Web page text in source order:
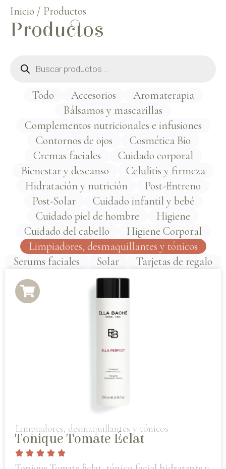
Inicio / Productos
Productos
Accesorios
Aromaterapia
Bálsamos y mascarillas
Complementos nutricionales e infusiones
Contornos de ojos
Cosmética Bio
Cremas faciales
Cuidado corporal
Bienestar y descanso
Celulitis y firmeza
Hidratación y nutrición
Post-Entreno
Post-Solar
Cuidado infantil y bebé
Cuidado piel de hombre
Higiene
Cuidado del cabello
Higiene Corporal
Limpiadores, desmaquillantes y tónicos
Serums faciales
Solar Tarjetas de regalo
Todo
Limpiadores, desmaquillantes y tónicos
Tonique Tomate Éclat